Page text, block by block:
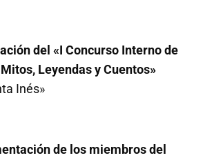
del «I Concurso Interno de
Leyendas y Cuentos»
Inés»
de los miembros del